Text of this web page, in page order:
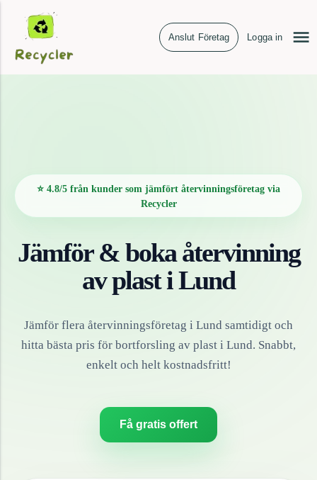
Anslut Företag Logga in
⭐ 4.8/5 från kunder som jämfört återvinningsföretag via
Recycler
Jämför & boka återvinning
avplastiLund
Jämför flera återvinningsföretag i Lund samtidigt och
hitta bästa pris för bortforsling av plast i Lund. Snabbt,
enkelt och helt kostnadsfritt!
Få gratis offert